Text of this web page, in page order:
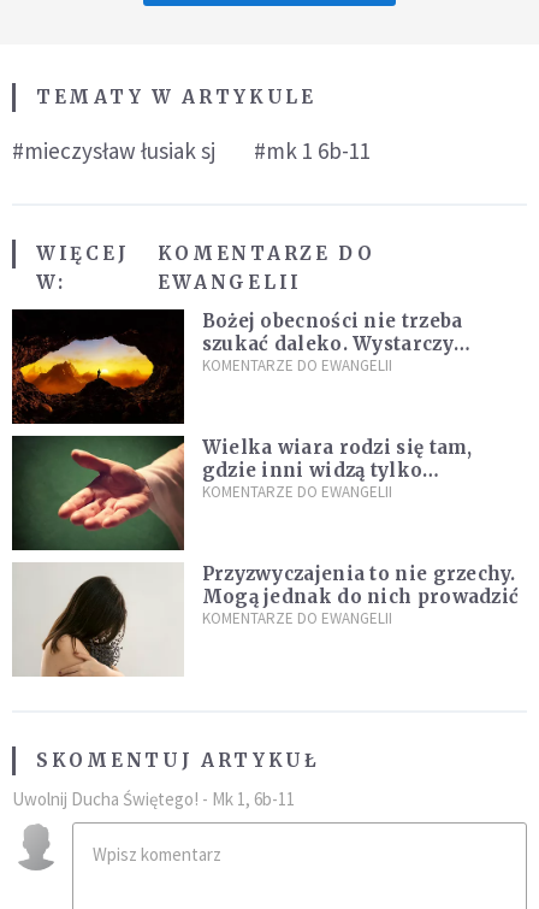
TEMATY W ARTYKULE
#mieczysław łusiak sj #mk 1 6b-11
WIĘCEJ
W:
KOMENTARZE DO
EWANGELII
Bożej obecności nie trzeba
szukać daleko. Wystarczy
nauczyć się słuchać
KOMENTARZE DO EWANGELII
Wielka wiara rodzi się tam,
gdzie inni widzą tylko
przeszkody
KOMENTARZE DO EWANGELII
Przyzwyczajenia to nie grzechy.
Mogą jednak do nich prowadzić
KOMENTARZE DO EWANGELII
SKOMENTUJ ARTYKUŁ
Uwolnij Ducha Świętego! - Mk 1, 6b-11